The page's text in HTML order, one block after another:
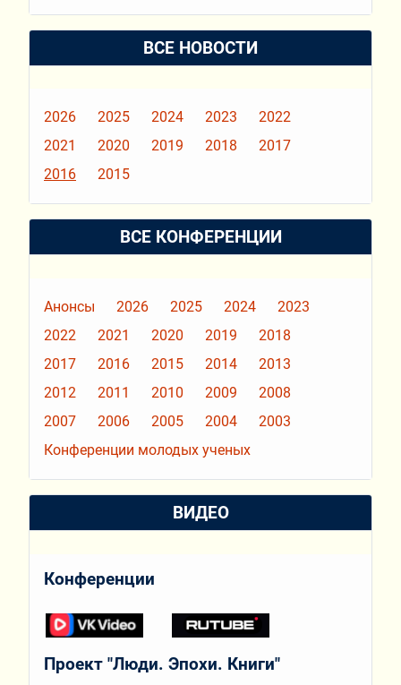
ВСЕ НОВОСТИ
2026 2025 2024 2023
2022
2021
2020 2019 2018
2017
2016
2015
ВСЕ КОНФЕРЕНЦИИ
Анонсы 2026 2025 2024
2023
2022
2021 2020 2019
2018
2017
2016 2015 2014
2013
2012
2011 2010 2009
2008
2007
2006 2005 2004
2003
Конференции молодых ученых
ВИДЕО
Конференции
Проект "Люди. Эпохи. Книги"